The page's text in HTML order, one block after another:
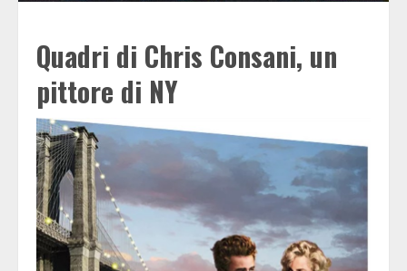
Quadri di Chris Consani, un
pittore di NY